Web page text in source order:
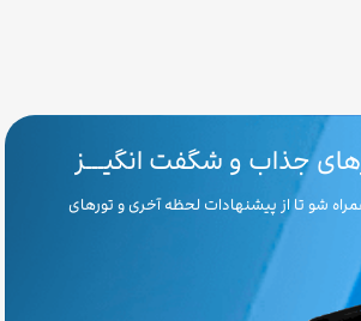
جذاب و شگفت انگیـــز
شو تا از پیشنهادات لحظه آخری و تورهای